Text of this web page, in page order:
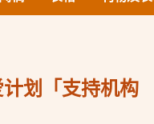
划「支持机构